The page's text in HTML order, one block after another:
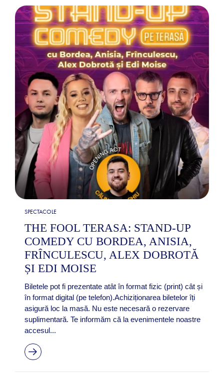
SPECTACOLE
THE FOOL TERASA: STAND-UP
COMEDY CU BORDEA, ANISIA,
FRÎNCULESCU, ALEX DOBROTĂ
ȘI EDI MOISE
Biletele pot fi prezentate atât în format fizic (print) cât și
în format digital (pe telefon).Achiziționarea biletelor îți
asigură loc la masă. Nu este necesară o rezervare
suplimentară. Te informăm că la evenimentele noastre
accesul...